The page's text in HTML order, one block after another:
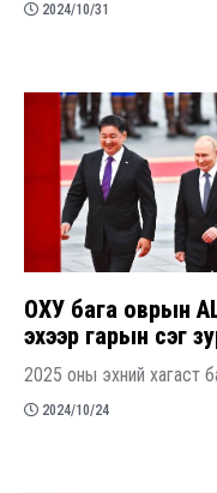
2024/10/31
ОХУ бага оврын
эхээр гарын үсэг
2025 оны эхний хагаст
2024/10/24